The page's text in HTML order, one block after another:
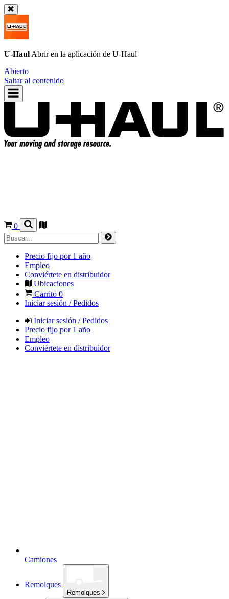
U-Haul Abrir en la aplicación de U-Haul
Abierto
Saltar al contenido
0
Precio fijo por 1 año
Empleo
Conviértete en distribuidor
Ubicaciones
Carrito 0
Iniciar sesión / Pedidos
Iniciar sesión / Pedidos
Precio fijo por 1 año
Empleo
Conviértete en distribuidor
Camiones
Remolques
Remolques